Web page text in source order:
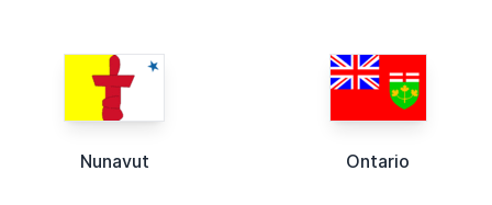
Nunavut Ontario